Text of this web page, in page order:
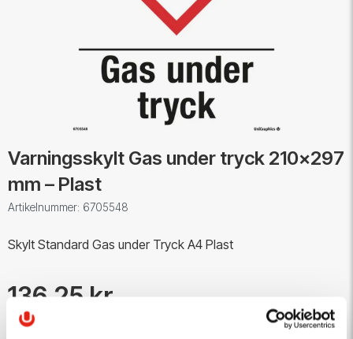
Varningsskylt Gas under tryck 210x297
mm – Plast
Artikelnummer: 6705548
Skylt Standard Gas under Tryck A4 Plast
136,25 kr